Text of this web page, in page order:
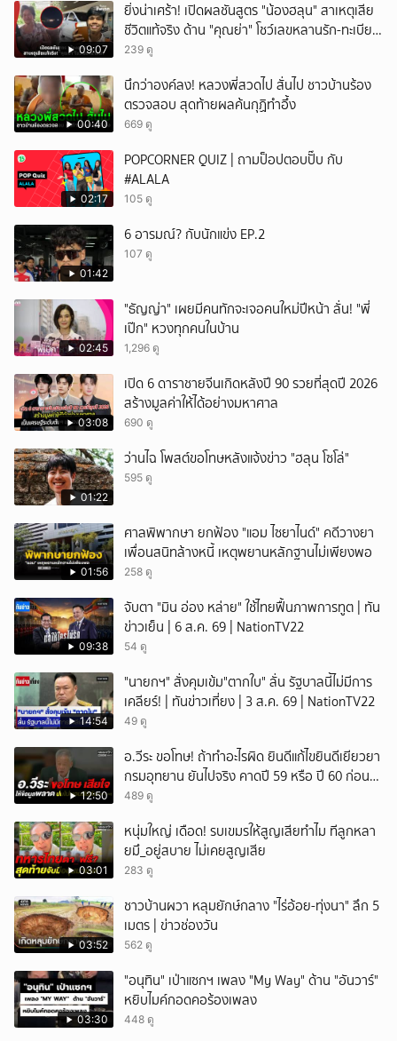
09:07
ยิ่งน่าเศร้า! เปิดผลชันสูตร "น้องฮลุน" สาเหตุเสีย
ชีวิตแท้จริง ด้าน "คุณย่า" โชว์เลขหลานรัก-ทะเบียน
รถเคลื่อนร่าง!
239 ดู
00:40
นึกว่าองค์ลง! หลวงพี่สวดไป สั่นไป ชาวบ้านร้อง
ตรวจสอบ สุดท้ายผลค้นกุฏิทำอึ้ง
669 ดู
02:17
POPCORNER QUIZ | ถามป็อปตอบปั๊บ กับ
#ALALA
105 ดู
01:42
6 อารมณ์? กับนักแข่ง EP.2
107 ดู
02:45
"ธัญญ่า" เผยมีคนทักจะเจอคนใหม่ปีหน้า ลั่น! "พี่
เป๊ก" หวงทุกคนในบ้าน
1,296 ดู
03:08
เปิด 6 ดาราชายจีนเกิดหลังปี 90 รวยที่สุดปี 2026
สร้างมูลค่าให้ได้อย่างมหาศาล
690 ดู
01:22
ว่านไฉ โพสต์ขอโทษหลังแจ้งข่าว "ฮลุน โซโล่"
595 ดู
01:56
ศาลพิพากษา ยกฟ้อง "แอม ไซยาไนด์" คดีวางยา
เพื่อนสนิทล้างหนี้ เหตุพยานหลักฐานไม่เพียงพอ
258 ดู
09:38
จับตา "มิน อ่อง หล่าย" ใช้ไทยฟื้นภาพการทูต | ทัน
ข่าวเย็น | 6 ส.ค. 69 | NationTV22
54 ดู
14:54
"นายกฯ" สั่งคุมเข้ม"ตากใบ" ลั่น รัฐบาลนี้ไม่มีการ
เคลียร์! | ทันข่าวเที่ยง | 3 ส.ค. 69 | NationTV22
49 ดู
12:50
อ.วีระ ขอโทษ! ถ้าทำอะไรผิด ยินดีแก้ไขยินดีเยียวยา
กรมอุทยาน ยันไปจริง คาดปี 59 หรือ ปี 60 ก่อน
ปิดให้พัก
489 ดู
03:01
หนุ่มใหญ่ เดือด! รบเขมรให้สูญเสียทำไม ทีลูกหลา
ยมึ_อยู่สบาย ไม่เคยสูญเสีย
283 ดู
03:52
ชาวบ้านผวา หลุมยักษ์กลาง "ไร่อ้อย-ทุ่งนา" ลึก 5
เมตร | ข่าวช่องวัน
562 ดู
03:30
"อนุทิน" เป่าแซกฯ เพลง "My Way" ด้าน "อันวาร์"
หยิบไมค์กอดคอร้องเพลง
448 ดู